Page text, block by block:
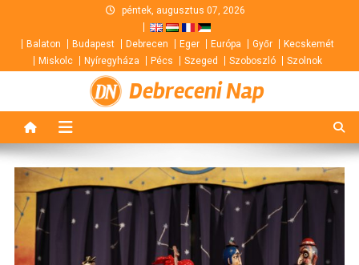
content
péntek, augusztus 07, 2026
Balaton Budapest Debrecen Eger Európa Győr
Kecskemét
Miskolc
Nyíregyháza Pécs Szeged Szoboszló Szolnok
Debreceni Nap